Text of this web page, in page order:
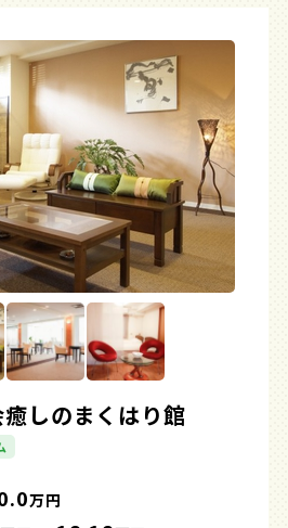
しのまくはり館
万円